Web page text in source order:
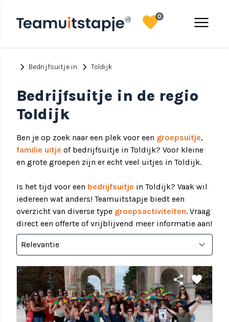
menu
favorite0
chevron_right Bedrijfsuitje in chevron_right Toldijk
Bedrijfsuitje in de regio
Toldijk
Ben je op zoek naar een plek voor een groepsuitje,
familie uitje of bedrijfsuitje in Toldijk? Voor kleine
en grote groepen zijn er echt veel uitjes in Toldijk.
Is het tijd voor een bedrijfsuitje in Toldijk? Vaak wil
iedereen wat anders! Teamuitstapje biedt een
overzicht van diverse type groepsactiviteiten. Vraag
direct een offerte of vrijblijvend meer informatie aan!
share favorite